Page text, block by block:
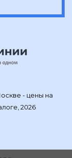
- цены на
2026